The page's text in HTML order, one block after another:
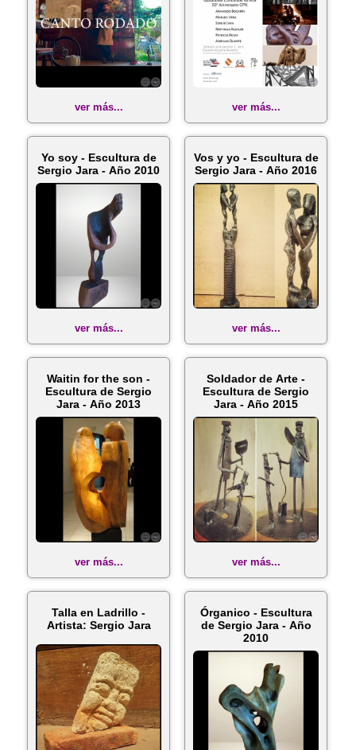
ver más... ver más...
Yo soy - Escultura de
Sergio Jara - Año 2010
ver más...
Vos y yo - Escultura de
Sergio Jara - Año 2016
ver más...
Waitin for the son -
Escultura de Sergio
Jara - Año 2013
ver más...
Soldador de Arte -
Escultura de Sergio
Jara - Año 2015
ver más...
Talla en Ladrillo -
Artista: Sergio Jara
Órganico - Escultura
de Sergio Jara - Año
2010